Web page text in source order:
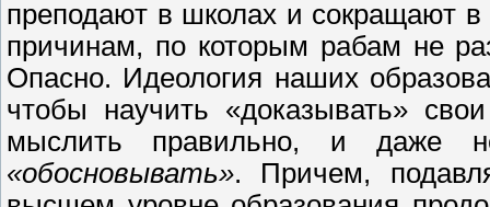
преподают в школах и сокращают
причинам, по которым рабам не
Опасно. Идеология наших
чтобы научить «доказывать»
мыслить правильно, и даже
«обосновывать». Причем,